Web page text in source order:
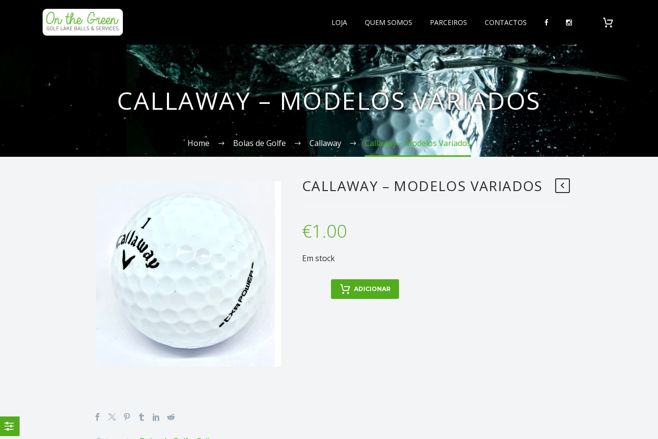
LOJA QUEM SOMOS PARCEIROS CONTACTOS
CALLAWAY – MODELOS VARIADOS
Home Bolas de Golfe Callaway Callaway – Modelos Variados
CALLAWAY – MODELOS VARIADOS
€1.00
Em stock
Quantidade
ADICIONAR